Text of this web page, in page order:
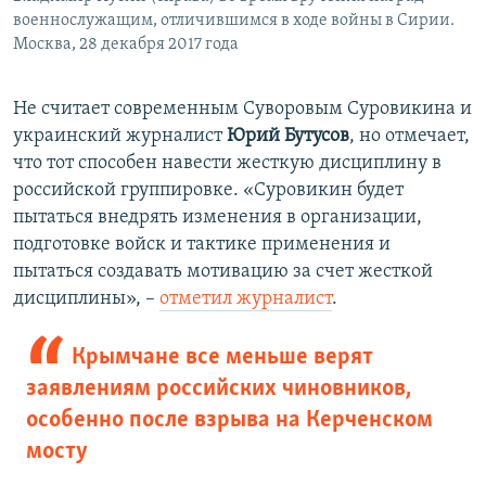
военнослужащим, отличившимся в ходе войны в Сирии.
Москва, 28 декабря 2017 года
Не считает современным Суворовым Суровикина и
украинский журналистЮрий Бутусов, но отмечает,
что тот способен навести жесткую дисциплину в
российской группировке. «Суровикин будет
пытаться внедрять изменения в организации,
подготовке войск и тактике применения и
пытаться создавать мотивацию за счет жесткой
дисциплины», – отметил журналист.
Крымчане все меньше верят
заявлениям российских чиновников,
особенно после взрыва на Керченском
мосту